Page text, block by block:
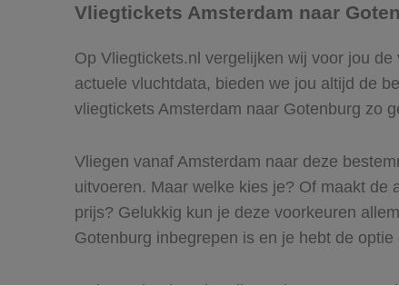
Vliegtickets Amsterdam naar
Op Vliegtickets.nl vergelijken wij voor jou
actuele vluchtdata, bieden we jou altijd de
vliegtickets Amsterdam naar Gotenburg zo
Vliegen vanaf Amsterdam naar deze
uitvoeren. Maar welke kies je? Of maakt
prijs? Gelukkig kun je deze voorkeuren
Gotenburg inbegrepen is en je hebt de